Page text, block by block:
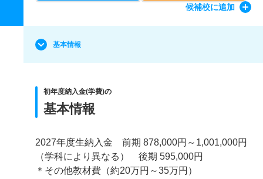
候補校に追加
基本情報
初年度納入金(学費)の
基本情報
2027年度生納入金 前期 878,000円～1,001,000円
（学科により異なる） 後期 595,000円
＊その他教材費（約20万円～35万円）